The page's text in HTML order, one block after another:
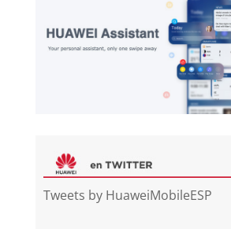
Tweets by HuaweiMobileESP